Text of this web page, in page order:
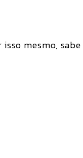
mesmo, sabe